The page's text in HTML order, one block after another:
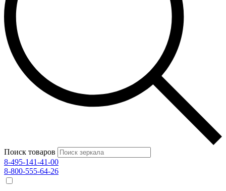
Поиск товаров
8-495-141-41-00
8-800-555-64-26